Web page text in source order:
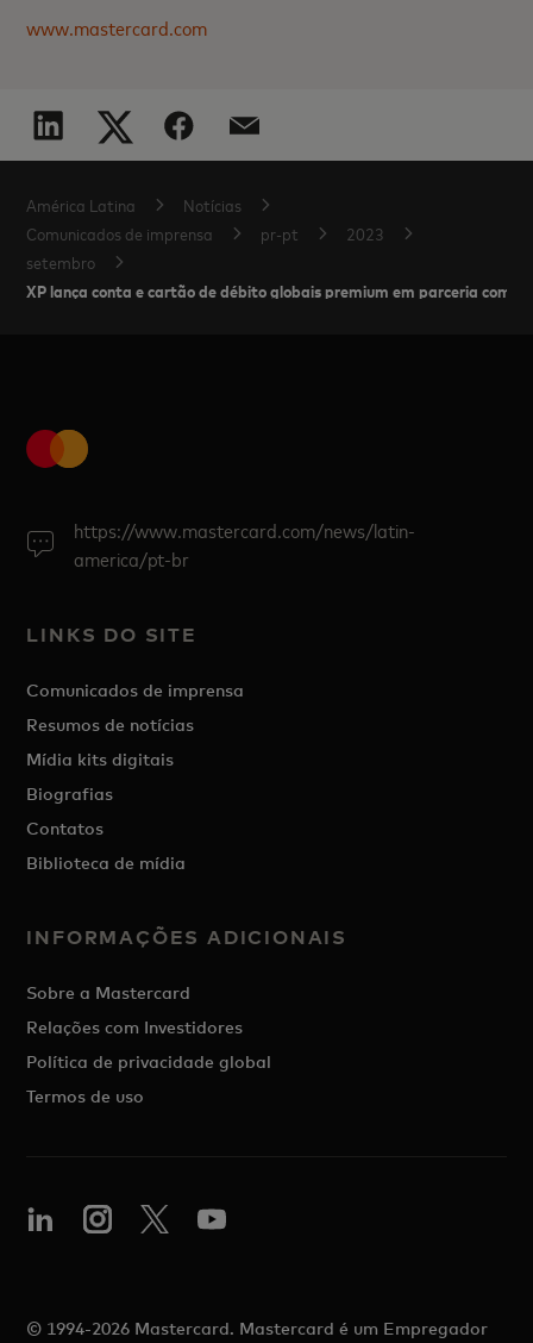
www.mastercard.com
América Latina
Notícias
Comunicados de imprensa
pr-pt
2023
setembro
XP lança conta e cartão de débito globais premium em parceria com
https://www.mastercard.com/news/latin-
america/pt-br
LINKS DO SITE
Comunicados de imprensa
Resumos de notícias
Mídia kits digitais
Biografias
Contatos
Biblioteca de mídia
INFORMAÇÕES ADICIONAIS
Sobre a Mastercard
Relações com Investidores
Política de privacidade global
Termos de uso
© 1994-2026 Mastercard. Mastercard é um Empregador